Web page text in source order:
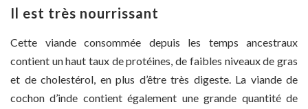
Il est très nourrissant
Cette viande consommée depuis les temps ancestraux
contient un haut taux de protéines, de faibles niveaux de gras
et de cholestérol, en plus d’être très digeste. La viande de
cochon d’inde contient également une grande quantité de